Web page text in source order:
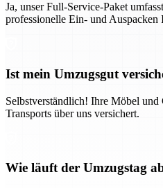
Ja, unser Full-Service-Paket
professionelle Ein- und Auspacken
Ist mein Umzugsgut
Selbstverständlich! Ihre Möbel und
Transports über uns versichert.
Wie läuft der Umzugstag